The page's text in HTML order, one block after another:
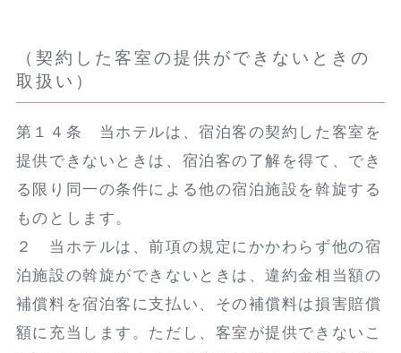
（契約した客室の提供ができないときの
取扱い）
第１４条 当ホテルは、宿泊客の契約した客室を
提供できないときは、宿泊客の了解を得て、でき
る限り同一の条件による他の宿泊施設を斡旋する
ものとします。
２ 当ホテルは、前項の規定にかかわらず他の宿
泊施設の斡旋ができないときは、違約金相当額の
補償料を宿泊客に支払い、その補償料は損害賠償
額に充当します。ただし、客室が提供できないこ